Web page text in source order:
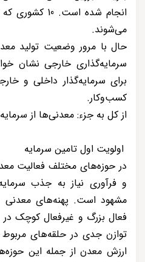
انجام شده
می‌شوند.
حال با مرور وضعیت تولید
سرمایه‌گذاری خارجی نشان
برای سرمایه‌گذار داخلی و
کسب‌وکار.
از کل به جزء: معدنی‌ها از
اولویت اول تامین سرمایه
در حوزه‌های مختلف فعالیت
و فرآوری نیاز به جذب
مشهود است. پهنه‌های معدنی
فعال بزرگ و غیرفعال کوچک
توازن جدی در حلقه‌های مربوط
ارزش معدن از جمله این